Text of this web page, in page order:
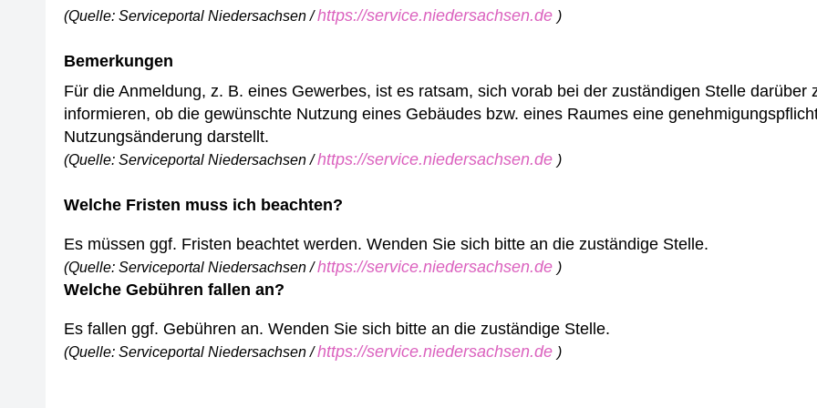
(Quelle: Serviceportal Niedersachsen /https://service.niedersachsen.de )
Bemerkungen
Für die Anmeldung, z. B. eines Gewerbes, ist es ratsam, sich vorab bei der zuständigen Stelle darüber
informieren, ob die gewünschte Nutzung eines Gebäudes bzw. eines Raumes eine
Nutzungsänderung darstellt.
(Quelle: Serviceportal Niedersachsen /https://service.niedersachsen.de )
Welche Fristen muss ich beachten?
Es müssen ggf. Fristen beachtet werden. Wenden Sie sich bitte an die zuständige Stelle.
(Quelle: Serviceportal Niedersachsen /https://service.niedersachsen.de )
Welche Gebühren fallen an?
Es fallen ggf. Gebühren an. Wenden Sie sich bitte an die zuständige Stelle.
(Quelle: Serviceportal Niedersachsen /https://service.niedersachsen.de )